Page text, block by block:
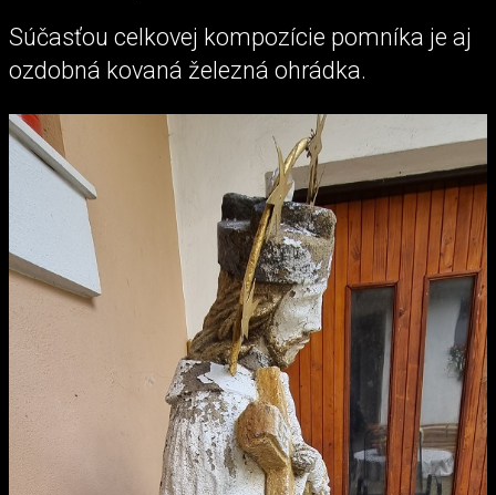
Súčasťou celkovej kompozície pomníka je aj
ozdobná kovaná železná ohrádka.